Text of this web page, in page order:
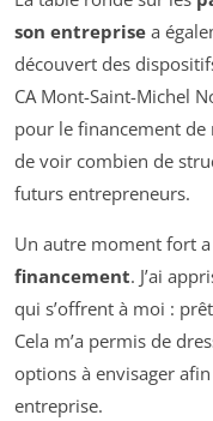
son entreprise a
découvert des
CA Mont-Saint-Michel
pour le financement
de voir combien de
futurs entrepreneurs.
Un autre moment fort a
financement. J’ai
qui s’offrent à moi :
Cela m’a permis de
options à envisager
entreprise.